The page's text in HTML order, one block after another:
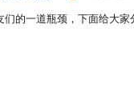
们的一道瓶颈，下面给大